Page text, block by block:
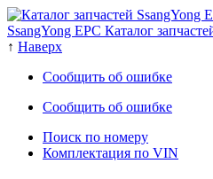
SsangYong EPC Каталог
↑ Наверх
Сообщить об ошибке
Сообщить об ошибке
Поиск по номеру
Комплектация по VIN